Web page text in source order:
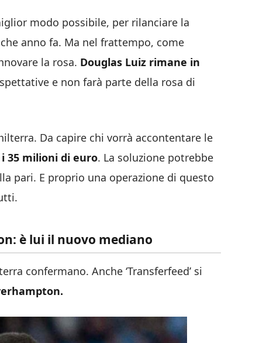
modo possibile, per rilanciare la
anno fa. Ma nel frattempo, come
la rosa. Douglas Luiz rimane in
e non farà parte della rosa di
Da capire chi vorrà accontentare le
35 milioni di euro. La soluzione potrebbe
pari. E proprio una operazione di questo
è lui il nuovo mediano
confermano. Anche ‘Transferfeed’ si